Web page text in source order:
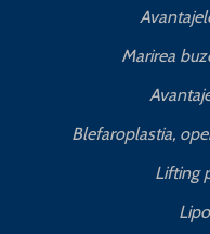
Marirea
Blefaroplastia,
Lifting